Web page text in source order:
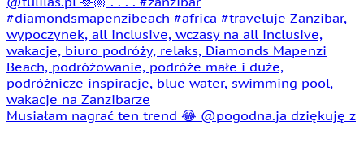
Musiałam nagrać ten trend 😂 @pogodna.ja dziękuję z